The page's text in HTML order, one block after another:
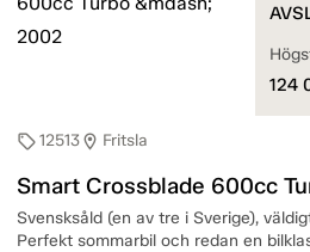
sell12513location_on Fritsla
Smart Crossblade 600cc
Svensksåld (en av tre i Sverige),
Perfekt sommarbil och redan en
124